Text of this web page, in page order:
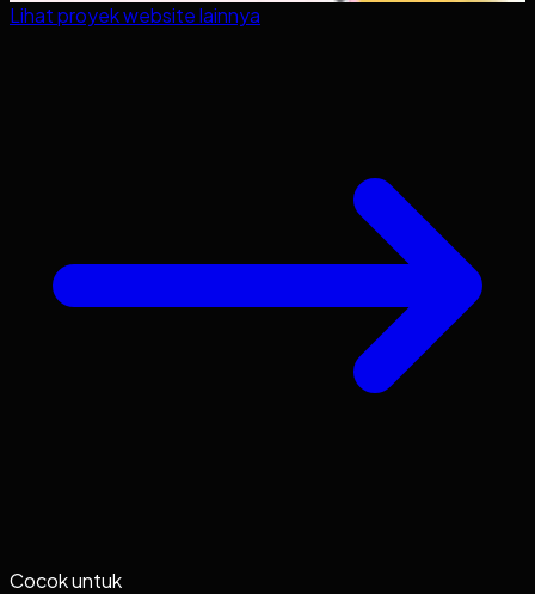
Lihat proyekwebsitelainnya
Cocok untuk